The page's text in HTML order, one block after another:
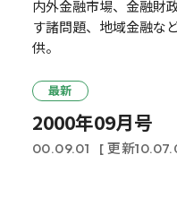
内外金融市場、金融財
す諸問題、地域金融な
供。
最新
2000年09月号
00.09.01 [ 更新